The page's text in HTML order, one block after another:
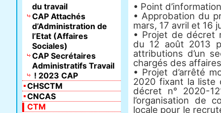
• Point
• Approbation du
mars, 17 avril et 16
• Projet de décret
du 12 août 2013
attributions d’un
chargés des
• Projet d’arrêté
2020 fixant la liste
décret n° 2020-
l’organisation de
locale pour le
du travail
CAP Attachés
d’Administration de
l’Etat (Affaires
Sociales)
CAP Secrétaires
Administratifs Travail
! 2023 CAP
CHSCTM
CNCAS
CTM